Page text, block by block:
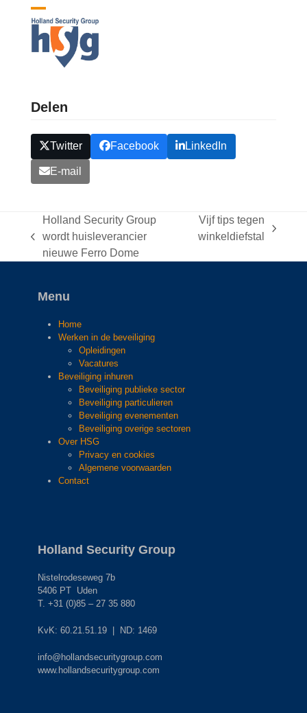
Open
mobile
menu
Close
mobile
menu
Delen
Twitter Facebook LinkedIn
E-mail
previous
post:
Holland Security Group
wordt huisleverancier
nieuwe Ferro Dome
next
Vijf tips tegen
winkeldiefstal
Menu
Home
Werken in de beveiliging
Opleidingen
Vacatures
Beveiliging inhuren
Beveiliging publieke sector
Beveiliging particulieren
Beveiliging evenementen
Beveiliging overige sectoren
Over HSG
Privacy en cookies
Algemene voorwaarden
Contact
Holland Security Group
Nistelrodeseweg 7b
5406 PT Uden
T. +31 (0)85 – 27 35 880
KvK: 60.21.51.19 | ND: 1469
info@hollandsecuritygroup.com
www.hollandsecuritygroup.com